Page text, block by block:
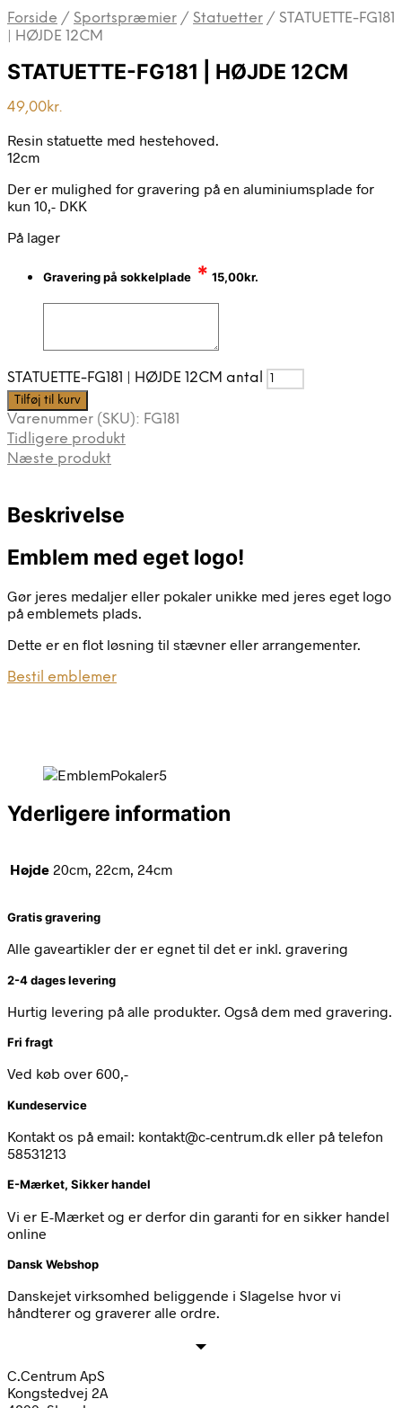
Forside / Sportspræmier / Statuetter / STATUETTE-FG181
| HØJDE 12CM
STATUETTE-FG181 | HØJDE 12CM
49,00kr.
Resin statuette med hestehoved.
12cm
Der er mulighed for gravering på en aluminiumsplade for
kun 10,- DKK
På lager
Gravering på sokkelplade * 15,00kr.
STATUETTE-FG181 | HØJDE 12CM antal
Tilføj til kurv
Varenummer (SKU): FG181
Tidligere produkt
Næste produkt
Beskrivelse
Emblem med eget logo!
Gør jeres medaljer eller pokaler unikke med jeres eget logo
på emblemets plads.
Dette er en flot løsning til stævner eller arrangementer.
Bestil emblemer
Yderligere information
Højde 20cm, 22cm, 24cm
Gratis gravering
Alle gaveartikler der er egnet til det er inkl. gravering
2-4 dages levering
Hurtig levering på alle produkter. Også dem med gravering.
Fri fragt
Ved køb over 600,-
Kundeservice
Kontakt os på email: kontakt@c-centrum.dk eller på telefon
58531213
E-Mærket, Sikker handel
Vi er E-Mærket og er derfor din garanti for en sikker handel
online
Dansk Webshop
Danskejet virksomhed beliggende i Slagelse hvor vi
håndterer og graverer alle ordre.
C.Centrum ApS
Kongstedvej 2A